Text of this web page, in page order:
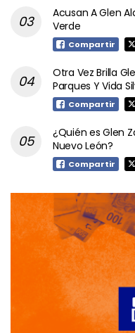
Acusan A Glen
Verde
Compartir
Otra Vez Brilla
Parques Y Vida
Compartir
¿Quién es Glen
Nuevo León?
Compartir